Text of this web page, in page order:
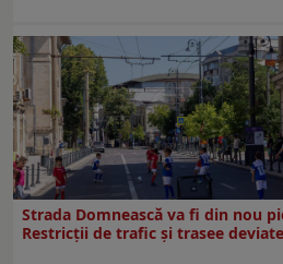
Strada Domnească va fi din nou
Restricţii de trafic şi trasee deviate